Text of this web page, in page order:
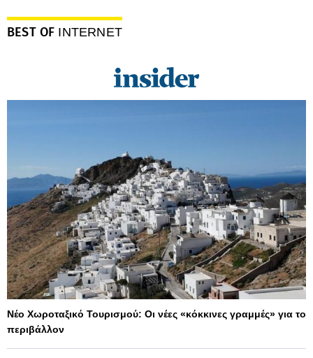
BEST OF INTERNET
Νέο Χωροταξικό Τουρισμού: Οι νέες «κόκκινες γραμμές» για το
περιβάλλον